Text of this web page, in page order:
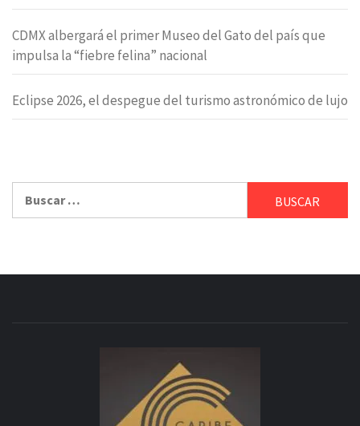
CDMX albergará el primer Museo del Gato del país que
impulsa la “fiebre felina” nacional
Eclipse 2026, el despegue del turismo astronómico de lujo